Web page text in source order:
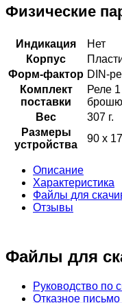
Физические
Индикация
Нет
Корпус
Форм-фактор DIN-
Комплект
поставки
Реле
Вес
307 г.
Размеры
устройства
90 х
Описание
Характеристика
Файлы для
Отзывы
Файлы для
Руководство по
Отказное